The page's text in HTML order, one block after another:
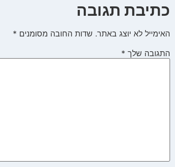
כתיבת תגובה
האימייל לא יוצג באתר. שדות החובה מסומנים *
התגובה שלך *